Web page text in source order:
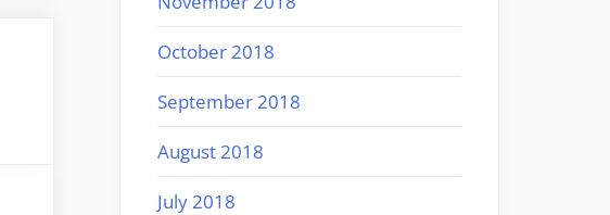
October 2018
September 2018
August 2018
July 2018